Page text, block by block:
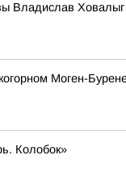
Владислав
Моген-
Колобок»